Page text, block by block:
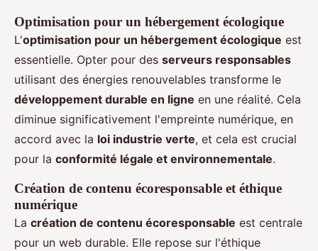
Optimisation pour un hébergement écologique
L'optimisation pour un hébergement écologique est
essentielle. Opter pour des serveurs responsables
utilisant des énergies renouvelables transforme le
développement durable en ligne en une réalité. Cela
diminue significativement l'empreinte numérique, en
accord avec la loi industrie verte, et cela est crucial
pour la conformité légale et environnementale.
Création de contenu écoresponsable et éthique
numérique
La création de contenu écoresponsable est centrale
pour un web durable. Elle repose sur l'éthique